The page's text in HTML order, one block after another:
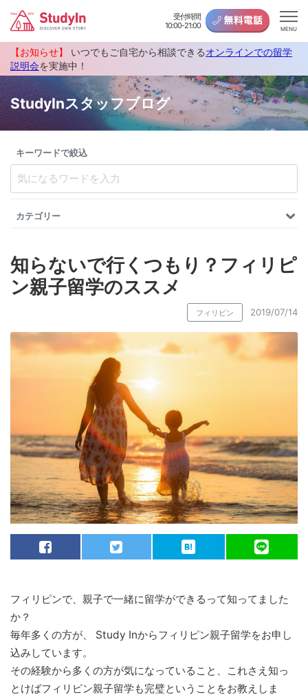
受付時間
10:00-21:00
MENU
【お知らせ】 いつでもご自宅から相談できるオンラインでの留学
説明会を実施中！
StudyInスタッフブログ
キーワードで絞込
カテゴリー
知らないで行くつもり？フィリピ
ン親子留学のススメ
フィリピン 2019/07/14
フィリピンで、親子で一緒に留学ができるって知ってました
か？
毎年多くの方が、 Study Inからフィリピン親子留学をお申し
込みしています。
その経験から多くの方が気になっていること、これさえ知っ
とけばフィリピン親子留学も完璧ということをお教えしま